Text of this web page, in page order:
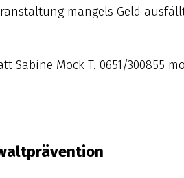
mangels Geld
Sabine Mock T. 0651/300855